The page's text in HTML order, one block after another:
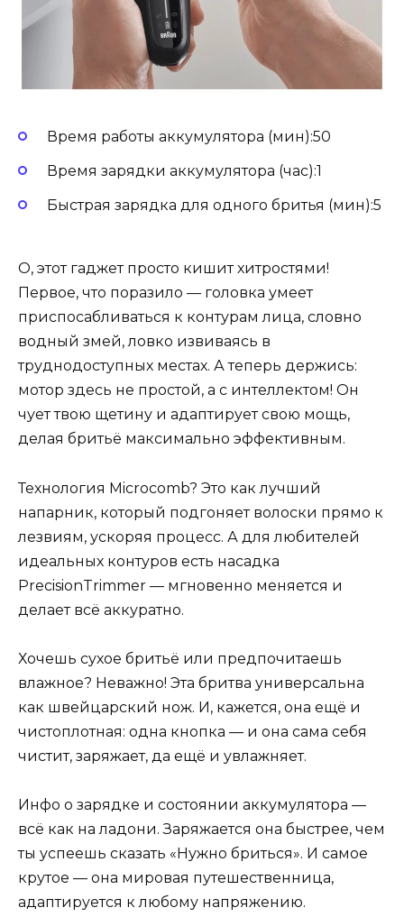
Время работы аккумулятора (мин):50
Время зарядки аккумулятора (час):1
Быстрая зарядка для одного бритья (мин):5
О, этот гаджет просто кишит хитростями!
Первое, что поразило — головка умеет
приспосабливаться к контурам лица, словно
водный змей, ловко извиваясь в
труднодоступных местах. А теперь держись:
мотор здесь не простой, а с интеллектом! Он
чует твою щетину и адаптирует свою мощь,
делая бритьё максимально эффективным.
Технология Microcomb? Это как лучший
напарник, который подгоняет волоски прямо к
лезвиям, ускоряя процесс. А для любителей
идеальных контуров есть насадка
PrecisionTrimmer — мгновенно меняется и
делает всё аккуратно.
Хочешь сухое бритьё или предпочитаешь
влажное? Неважно! Эта бритва универсальна
как швейцарский нож. И, кажется, она ещё и
чистоплотная: одна кнопка — и она сама себя
чистит, заряжает, да ещё и увлажняет.
Инфо о зарядке и состоянии аккумулятора —
всё как на ладони. Заряжается она быстрее, чем
ты успеешь сказать «Нужно бриться». И самое
крутое — она мировая путешественница,
адаптируется к любому напряжению.